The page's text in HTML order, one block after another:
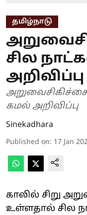
தமிழ்நாடு
சில
அறிவிப்பு
கமல் அறிவிப்பு
Sinekadhara
Published on: 17 Jan
காலில் சிறு
உள்ளதால் சில